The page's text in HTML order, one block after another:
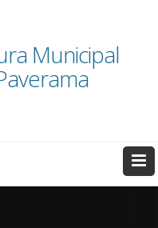
Municipal